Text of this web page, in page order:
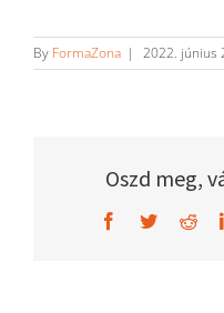
By FormaZona | 2022. június
Oszd meg,
Facebook
Twitter